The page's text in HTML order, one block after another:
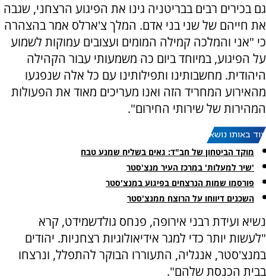
גם בכירים רבים בבריטניה גינו את הפיגוע הרצחני, שגבה
את חייהם של שני בני אדם. המלך צ'ארלס אמר בהצהרה
כי "אני והמלכה קמילה המומים ועצובים עמוקות לשמוע
על הפיגוע, במיוחד ביום כה משמעותי עבור הקהילה
היהודית. מחשבותינו ותפילותינו עם כל אלה שנפגעו
מהאירוע המחריד הזה ואנו מעריכים מאוד את הפעולות
המהירות של שירותי החירום".
עוד באותו נושא:
מוקד הביטחון של חב"ד: גאים בשליח שמנע טבח
'שיר למעלות' במרכז העיר מנצ'סטר
פורסמו שמות הנרצחים בפיגוע במנצ'סטר
השכנים דיווחו על הרוצח ממנצ'סטר
נשיא ועידת רבני אירופה, פנחס גולדשמידט, קרא
"לעשות יותר כדי למגר אידיאולוגיות רצחניות. יהודים
במנצ'סטר, אנגליה, התעוררו הבוקר להתפלל, ונרצחו
בבית הכנסת שלהם".